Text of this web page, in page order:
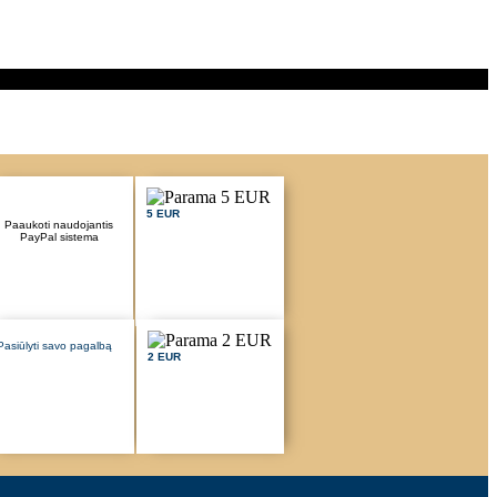
Paaukoti naudojantis
PayPal sistema
5 EUR
savo pagalbą
2 EUR